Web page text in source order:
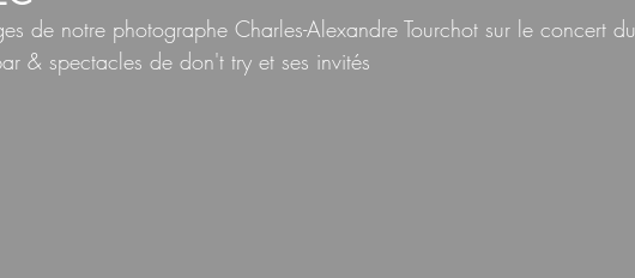
de notre photographe Charles-Alexandre Tourchot sur le concert
& spectacles de don't try et ses invités